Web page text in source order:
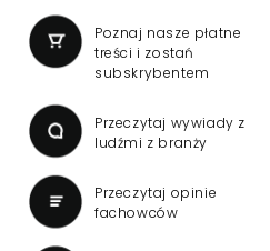
Poznaj nasze płatne
treści i zostań
subskrybentem
Przeczytaj wywiady z
ludźmi z branży
Przeczytaj opinie
fachowców